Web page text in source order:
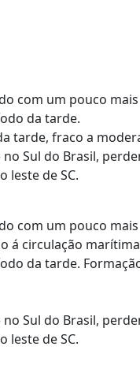
com um pouco
da tarde.
tarde, fraco a
Sul do Brasil,
leste de SC.
com um pouco
á circulação
da tarde.
Sul do Brasil,
leste de SC.